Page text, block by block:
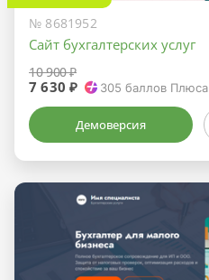
№ 8681952
Сайт бухгалтерских услуг
10 900 ₽
7 630 ₽ 305 баллов Плюса
Демоверсия